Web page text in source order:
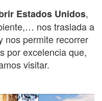
Estados Unidos,
nos traslada a
nos permite recorrer
por excelencia que,
visitar.